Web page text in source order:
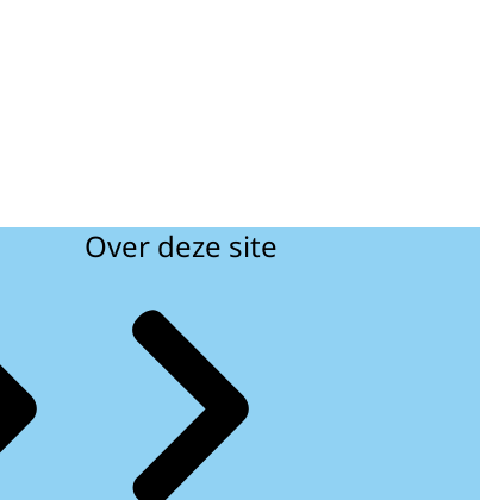
Over deze site